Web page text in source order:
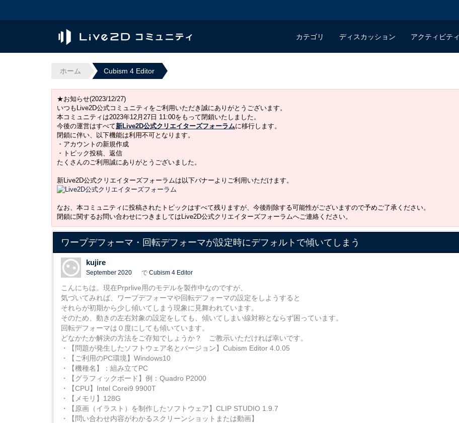
カテゴリ ディスカッション アクティビティ
ホーム Cubism 4 Editor
★お知らせ(2023/12/27)
いつもLive2D公式コミュニティをご利用いただき誠にありがとうございます。
本コミュニティは2023年12月27日 11:00をもって閉鎖いたしました。
今後の運営はすべて新Live2D公式クリエイターズフォーラムに移行します。
閉鎖に伴い、以下機能は利用不可となります。
・アカウントの新規作成
・トピック投稿、返信
たくさんのご利用誠にありがとうございました。
新Live2D公式クリエイターズフォーラムは以下バナーよりご利用いただけます。
なお、本コミュニティに投稿されたトピックはすべて残りますが、今後削除する可能性がございますので予めご了承ください。
閉鎖に関するお問い合わせにつきましてはLive2D公式クリエイターズフォーラムへご連絡ください。
ワープデフォーマ・回転デフォーマが設定時にデフォルトで傾いてしまう
kujire
September 2020 で Cubism 4 Editor
こんにちは。現在Prprlive用のモデルを製作中なのですが、
気づいてみれば、ワープデフォーマや回転デフォーマの設定をしようすると
それらが初期から少し傾いてしまう現象に見舞われています。
そのため、動きの左右対象の設定をしても、傾いてしまい線対称とならず困っています。
回転デフォーマは０度にしても傾いています。
どなかたか解決の方法をご存知でしょうか？ ご教示いただければ幸いです。
・【問題が発生したソフトウェア名とバージョン】Cubism Editor 4.0.05
・【ご利用のPC環境】Windows10
・【機種名】：組み立てPC
・【グラフィックボード】例：Quadro P2000
・【CPU】Intel Corei9 9900T
・【メモリ】128G
・【原画（イラスト）を制作したソフトウェア】CLIP STUDIO 1.9.7
・【問い合わせ内容がわかるスクリーンショットまたは動画】